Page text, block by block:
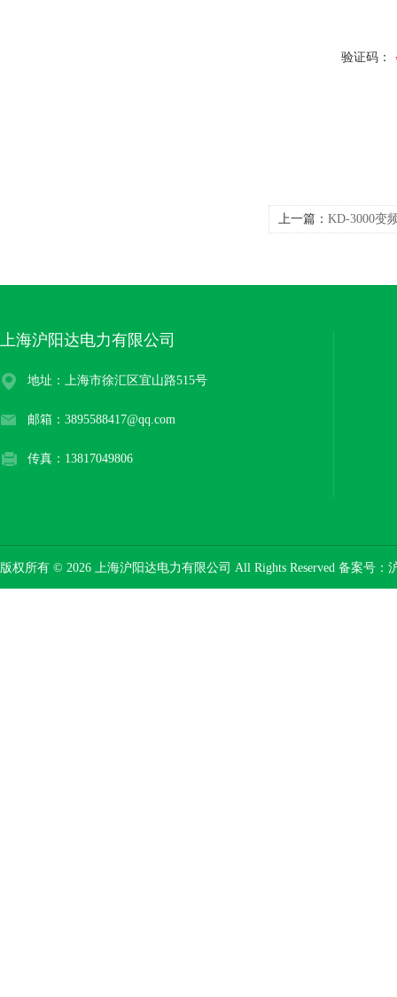
验证码：
上一篇： KD-3000变
上海沪阳达电力有限公司
地址：上海市徐汇区宜山路515号
邮箱：3895588417@qq.com
传真：13817049806
版权所有 © 2026 上海沪阳达电力有限公司 All Rights Reserved 备案号：